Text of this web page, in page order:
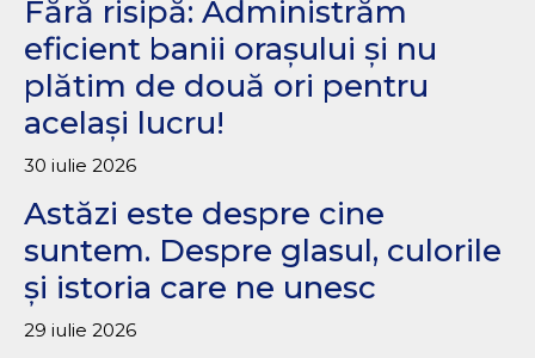
Fără risipă: Administrăm
eficient banii orașului și nu
plătim de două ori pentru
același lucru!
30 iulie 2026
Astăzi este despre cine
suntem. Despre glasul, culorile
și istoria care ne unesc
29 iulie 2026